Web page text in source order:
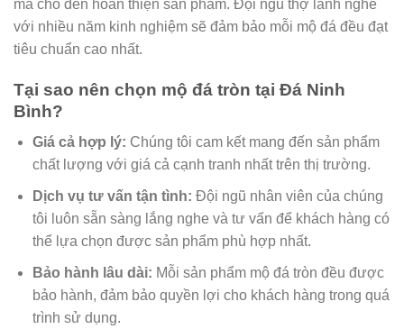
mã cho đến hoàn thiện sản phẩm. Đội ngũ thợ lành nghề
với nhiều năm kinh nghiệm sẽ đảm bảo mỗi mộ đá đều đạt
tiêu chuẩn cao nhất.
Tại sao nên chọn mộ đá tròn tại Đá Ninh
Bình?
Giá cả hợp lý: Chúng tôi cam kết mang đến sản phẩm
chất lượng với giá cả cạnh tranh nhất trên thị trường.
Dịch vụ tư vấn tận tình: Đội ngũ nhân viên của chúng
tôi luôn sẵn sàng lắng nghe và tư vấn để khách hàng có
thể lựa chọn được sản phẩm phù hợp nhất.
Bảo hành lâu dài: Mỗi sản phẩm mộ đá tròn đều được
bảo hành, đảm bảo quyền lợi cho khách hàng trong quá
trình sử dụng.